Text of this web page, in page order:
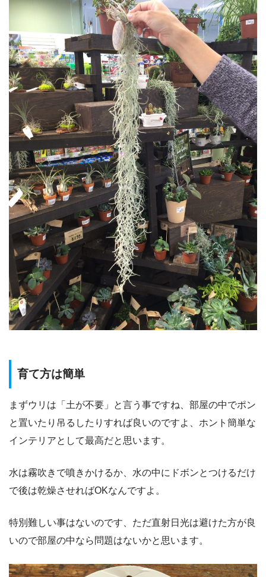
育て方は簡単
まずウリは「土が不要」と言う事ですね、部屋の中でポン
と置いたり吊るしたりすれば良いのですよ、ホント簡単な
インテリアとして最高だと思います。
水は霧吹きで噴きかけるか、水の中にドボンとつけるだけ
で後は乾燥させればOKなんですよ。
特別難しい事はないのです、ただ直射日光は避けた方が良
いので部屋の中なら問題はないかと思います。